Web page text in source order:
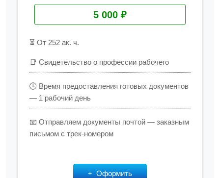
5 000 ₽
⏳ От 252 ак. ч.
📑 Свидетельство о профессии рабочего
🕒 Время предоставления готовых документов
— 1 рабочий день
📧 Отправляем документы почтой — заказным
письмом с трек-номером
Оформить